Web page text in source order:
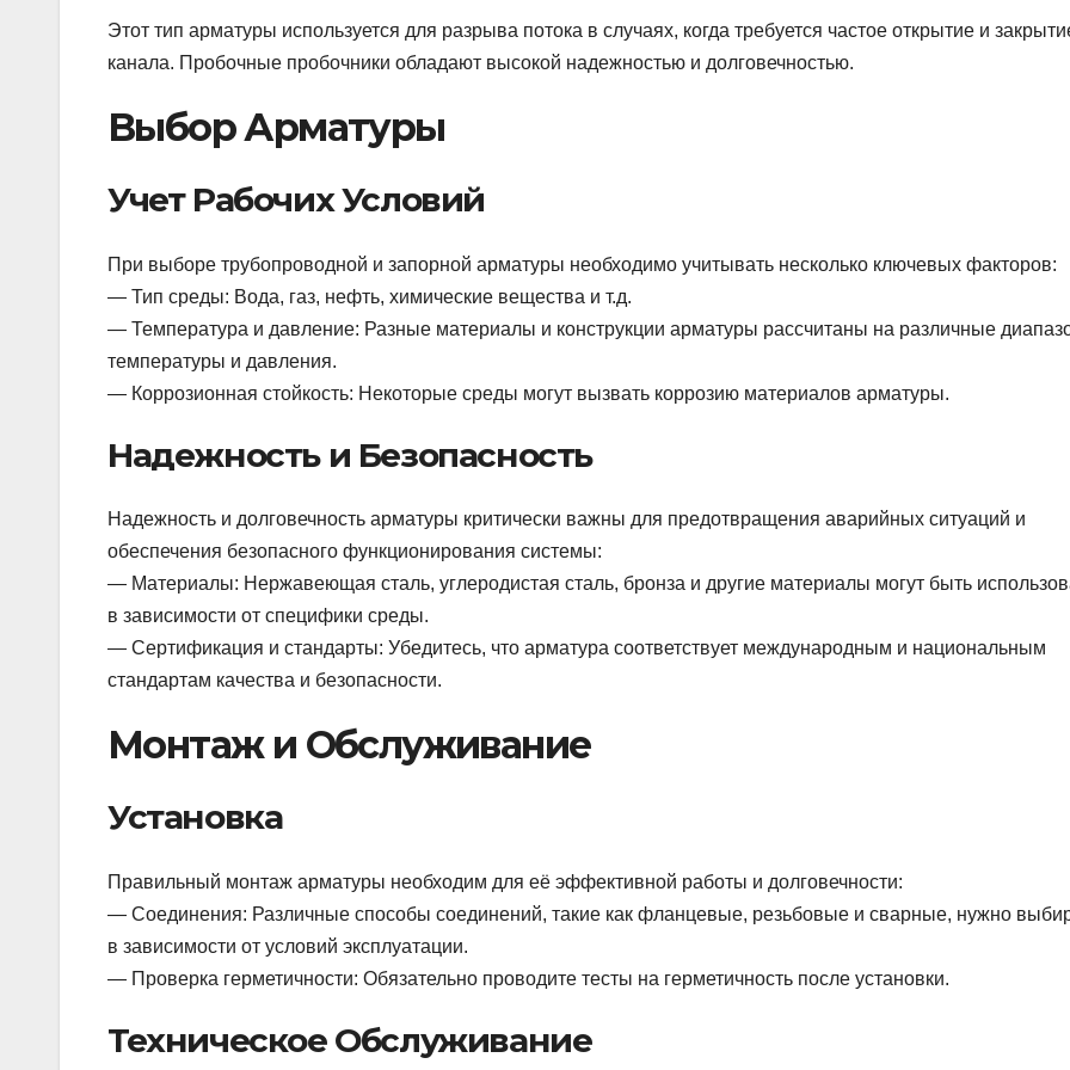
Этот тип арматуры используется для разрыва потока в случаях, когда требуется частое открытие и
канала. Пробочные пробочники обладают высокой надежностью и долговечностью.
Выбор Арматуры
Учет Рабочих Условий
При выборе трубопроводной и запорной арматуры необходимо учитывать несколько ключевых факторов:
— Тип среды: Вода, газ, нефть, химические вещества и т.д.
— Температура и давление: Разные материалы и конструкции арматуры рассчитаны на различные
температуры и давления.
— Коррозионная стойкость: Некоторые среды могут вызвать коррозию материалов арматуры.
Надежность и Безопасность
Надежность и долговечность арматуры критически важны для предотвращения аварийных ситуаций и
обеспечения безопасного функционирования системы:
— Материалы: Нержавеющая сталь, углеродистая сталь, бронза и другие материалы могут быть
в зависимости от специфики среды.
— Сертификация и стандарты: Убедитесь, что арматура соответствует международным и национальным
стандартам качества и безопасности.
Монтаж и Обслуживание
Установка
Правильный монтаж арматуры необходим для её эффективной работы и долговечности:
— Соединения: Различные способы соединений, такие как фланцевые, резьбовые и сварные, нужно
в зависимости от условий эксплуатации.
— Проверка герметичности: Обязательно проводите тесты на герметичность после установки.
Техническое Обслуживание